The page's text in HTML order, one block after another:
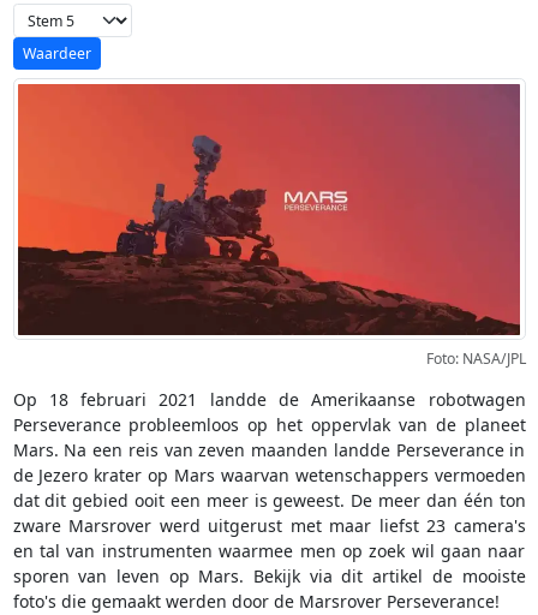
Voeg waardering toe
Foto: NASA/JPL
Op 18 februari 2021 landde de Amerikaanse robotwagen
Perseverance probleemloos op het oppervlak van de planeet
Mars. Na een reis van zeven maanden landde Perseverance in
de Jezero krater op Mars waarvan wetenschappers vermoeden
dat dit gebied ooit een meer is geweest. De meer dan één ton
zware Marsrover werd uitgerust met maar liefst 23 camera's
en tal van instrumenten waarmee men op zoek wil gaan naar
sporen van leven op Mars. Bekijk via dit artikel de mooiste
foto's die gemaakt werden door de Marsrover Perseverance!